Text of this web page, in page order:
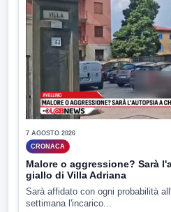
7 AGOSTO 2026
CRONACA
Malore o aggressione? Sarà
giallo di Villa Adriana
Sarà affidato con ogni probabilità
settimana l'incarico...